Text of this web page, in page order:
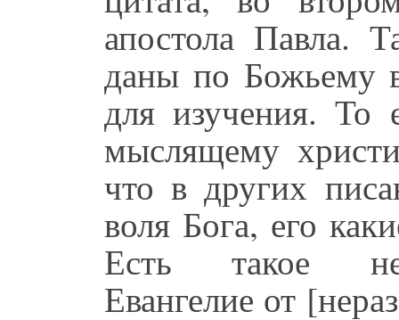
апостола Павла.
даны по Божьему
для изучения. То
мыслящему
что в других
воля Бога, его
Есть такое
Евангелие от